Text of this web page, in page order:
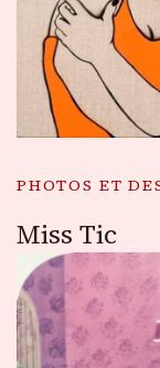
PHOTOS ET
Miss Tic